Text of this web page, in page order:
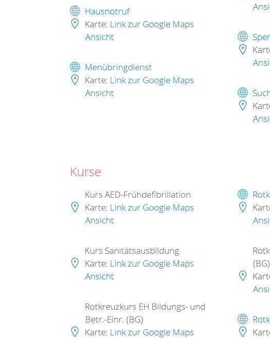
Hausnotruf
Karte: Link zur Google Maps
Ansicht
Menübringdienst
Karte: Link zur Google Maps
Ansicht
Kurse
Kurs AED-Frühdefibrillation
Karte: Link zur Google Maps
Ansicht
Kurs Sanitätsausbildung
Karte: Link zur Google Maps
Ansicht
Rotkreuzkurs EH Bildungs- und
Betr.-Einr. (BG)
Karte: Link zur Google Maps
(BG)